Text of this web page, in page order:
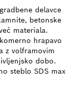
delavce
betonske
materiala.
hrapavo
z volframovim
dobo.
steblo SDS max